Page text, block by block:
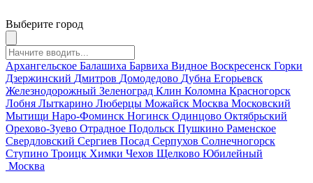
Выберите город
Архангельское Балашиха Барвиха Видное Воскресенск Горки
Дзержинский Дмитров Домодедово Дубна Егорьевск
Железнодорожный Зеленоград Клин Коломна Красногорск
Лобня Лыткарино Люберцы Можайск Москва Московский
Мытищи Наро-Фоминск Ногинск Одинцово Октябрьский
Орехово-Зуево Отрадное Подольск Пушкино Раменское
Свердловский Сергиев Посад Серпухов Солнечногорск
Ступино Троицк Химки Чехов Щелково Юбилейный
Москва